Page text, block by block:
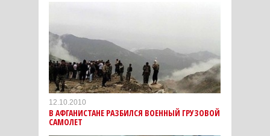
12.10.2010
В АФГАНИСТАНЕ РАЗБИЛСЯ ВОЕННЫЙ ГРУЗОВОЙ
САМОЛЕТ